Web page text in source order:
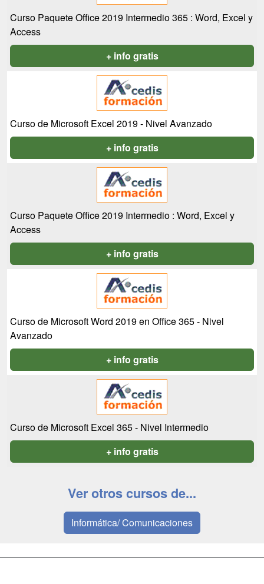
Curso Paquete Office 2019 Intermedio 365 : Word, Excel y
Access
+ info gratis
Curso de Microsoft Excel 2019 - Nivel Avanzado
+ info gratis
Curso Paquete Office 2019 Intermedio : Word, Excel y
Access
+ info gratis
Curso de Microsoft Word 2019 en Office 365 - Nivel
Avanzado
+ info gratis
Curso de Microsoft Excel 365 - Nivel Intermedio
+ info gratis
Ver otros cursos de...
Informática/ Comunicaciones